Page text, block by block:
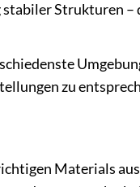
stabiler Strukturen –
zu
Materials